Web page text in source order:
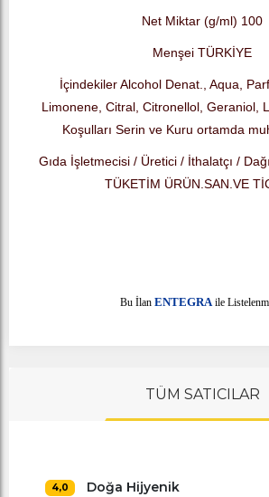
Net Miktar (g/ml) 100
Menşei TÜRKİYE
İçindekiler Alcohol Denat., Aqua,
Limonene, Citral, Citronellol, Geraniol,
Koşulları Serin ve Kuru ortamda
Gıda İşletmecisi / Üretici / İthalatçı /
TÜKETİM ÜRÜN.SAN.VE
Bu İlan ENTEGRAile
TÜM SATICILAR
4,0 Doğa Hijyenik